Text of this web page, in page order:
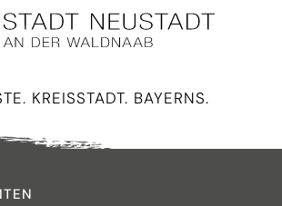
KREISSTADT. BAYERNS.